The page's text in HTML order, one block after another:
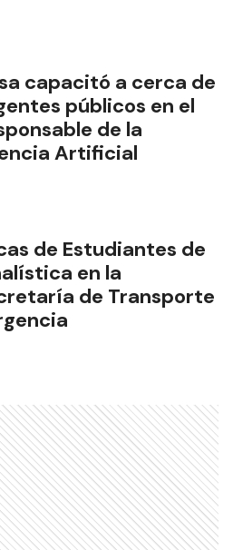
capacitó a cerca de
públicos en el
de la
Artificial
de Estudiantes de
en la
de Transporte